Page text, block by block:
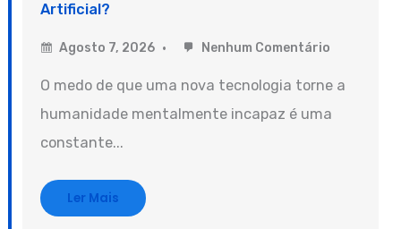
Artificial?
Agosto 7, 2026 Nenhum Comentário
O medo de que uma nova tecnologia torne a
humanidade mentalmente incapaz é uma
constante...
Ler Mais